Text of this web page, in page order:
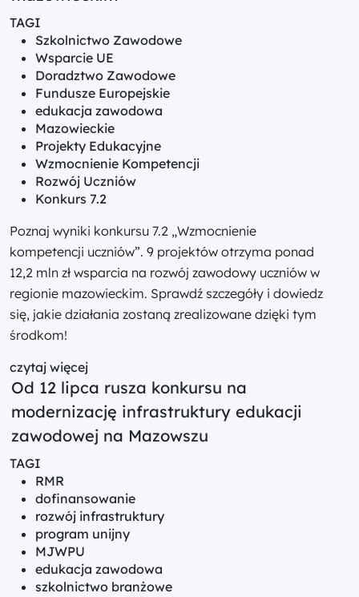
TAGI
Szkolnictwo Zawodowe
Wsparcie UE
Doradztwo Zawodowe
Fundusze Europejskie
edukacja zawodowa
Mazowieckie
Projekty Edukacyjne
Wzmocnienie Kompetencji
Rozwój Uczniów
Konkurs 7.2
Poznaj wyniki konkursu 7.2 „Wzmocnienie
kompetencji uczniów”. 9 projektów otrzyma ponad
12,2 mln zł wsparcia na rozwój zawodowy uczniów w
regionie mazowieckim. Sprawdź szczegóły i dowiedz
się, jakie działania zostaną zrealizowane dzięki tym
środkom!
czytaj więcej
Od 12 lipca rusza konkursu na
modernizację infrastruktury edukacji
zawodowej na Mazowszu
TAGI
RMR
dofinansowanie
rozwój infrastruktury
program unijny
MJWPU
edukacja zawodowa
szkolnictwo branżowe